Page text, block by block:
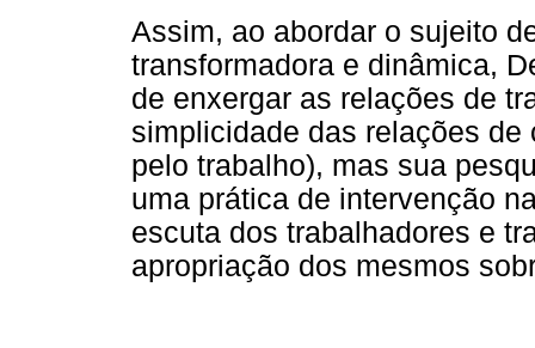
Assim, ao abordar o sujeito
transformadora e dinâmica,
de enxergar as relações de
simplicidade das relações
pelo trabalho), mas sua
uma prática de intervenção
escuta dos trabalhadores e
apropriação dos mesmos